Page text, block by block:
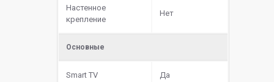
Настенное
крепление
Нет
Основные
Smart TV Да